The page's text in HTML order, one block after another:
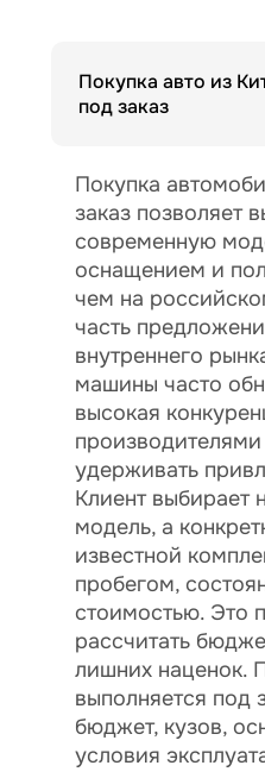
Покупка авто из
под заказ
Покупка
заказ позволяет
современную
оснащением и
чем на
часть
внутреннего
машины часто
высокая
удерживать
Клиент выбирает
модель, а
известной
пробегом,
стоимостью. Это
рассчитать
лишних наценок.
выполняется под
бюджет, кузов,
условия